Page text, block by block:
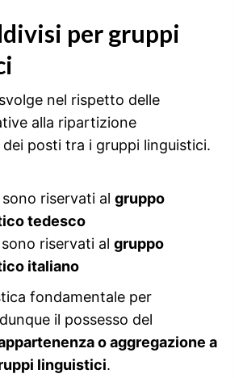
per gruppi
nel rispetto delle
alla ripartizione
posti tra i gruppi linguistici.
sono riservati al gruppo
tedesco
sono riservati al gruppo
italiano
fondamentale per
il possesso del
o aggregazione a
linguistici.